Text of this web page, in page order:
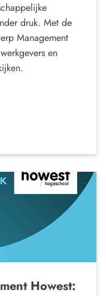
druk. Met de
Management
en
Howest: